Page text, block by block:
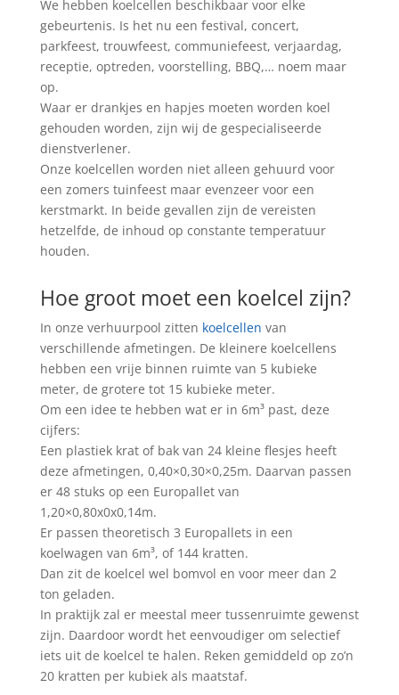
We hebben koelcellen beschikbaar voor elke
gebeurtenis. Is het nu een festival, concert,
parkfeest, trouwfeest, communiefeest, verjaardag,
receptie, optreden, voorstelling, BBQ,… noem maar
op.
Waar er drankjes en hapjes moeten worden koel
gehouden worden, zijn wij de gespecialiseerde
dienstverlener.
Onze koelcellen worden niet alleen gehuurd voor
een zomers tuinfeest maar evenzeer voor een
kerstmarkt. In beide gevallen zijn de vereisten
hetzelfde, de inhoud op constante temperatuur
houden.
Hoe groot moet een koelcel zijn?
In onze verhuurpool zitten koelcellen van
verschillende afmetingen. De kleinere koelcellens
hebben een vrije binnen ruimte van 5 kubieke
meter, de grotere tot 15 kubieke meter.
Om een idee te hebben wat er in 6m³ past, deze
cijfers:
Een plastiek krat of bak van 24 kleine flesjes heeft
deze afmetingen, 0,40×0,30×0,25m. Daarvan passen
er 48 stuks op een Europallet van
1,20×0,80x0x0,14m.
Er passen theoretisch 3 Europallets in een
koelwagen van 6m³, of 144 kratten.
Dan zit de koelcel wel bomvol en voor meer dan 2
ton geladen.
In praktijk zal er meestal meer tussenruimte gewenst
zijn. Daardoor wordt het eenvoudiger om selectief
iets uit de koelcel te halen. Reken gemiddeld op zo’n
20 kratten per kubiek als maatstaf.